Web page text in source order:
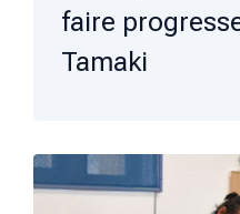
faire
Tamaki